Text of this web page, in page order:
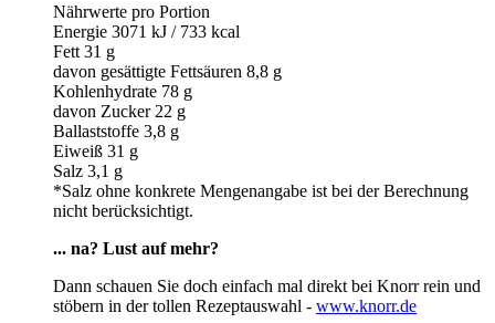
Nährwerte pro Portion
Energie 3071 kJ / 733 kcal
Fett 31 g
davon gesättigte Fettsäuren 8,8 g
Kohlenhydrate 78 g
davon Zucker 22 g
Ballaststoffe 3,8 g
Eiweiß 31 g
Salz 3,1 g
*Salz ohne konkrete Mengenangabe ist bei der Berechnung
nicht berücksichtigt.
... na? Lust auf mehr?
Dann schauen Sie doch einfach mal direkt bei Knorr rein und
stöbern in der tollen Rezeptauswahl - www.knorr.de